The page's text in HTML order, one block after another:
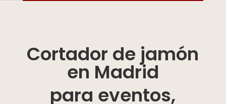
Cortador de jamón
en Madrid
para eventos,